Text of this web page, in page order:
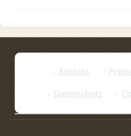
Kontakt
Datenschutz